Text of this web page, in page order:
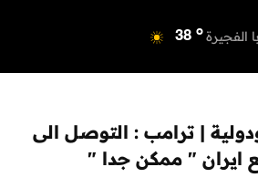
الفجيرة 38 o
القيوين 39 o
الخيمة
| ترامب : التوصل الى
ايران " ممكن جدا "